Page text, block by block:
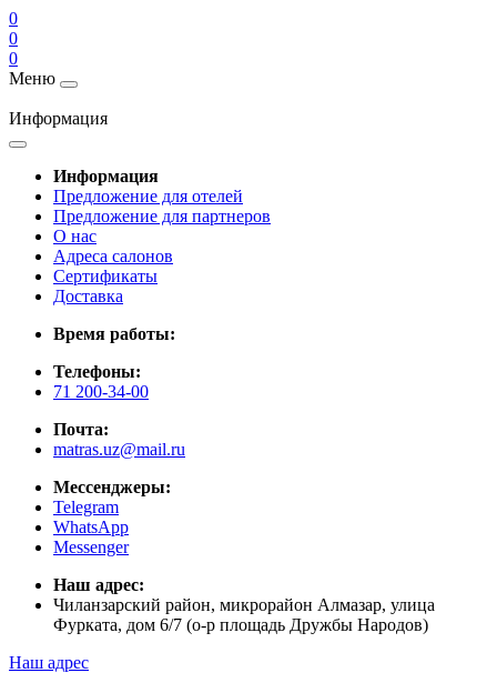
0
0
0
Меню
Информация
Информация
Предложение для отелей
Предложение для партнеров
О нас
Адреса салонов
Сертификаты
Доставка
Время работы:
Телефоны:
71 200-34-00
Почта:
matras.uz@mail.ru
Мессенджеры:
Telegram
WhatsApp
Messenger
Наш адрес:
Чиланзарский район, микрорайон Алмазар, улица
Фурката, дом 6/7 (о-р площадь Дружбы Народов)
Наш адрес